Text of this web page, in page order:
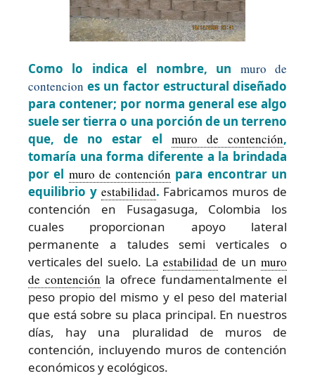
Como lo indica el nombre, un muro de
contencion es un factor estructural diseñado
para contener; por norma general ese algo
suele ser tierra o una porción de un terreno
que, de no estar el muro de contención,
tomaría una forma diferente a la brindada
por el muro de contención para encontrar un
equilibrio y estabilidad. Fabricamos muros de
contención en Fusagasuga, Colombia los
cuales proporcionan apoyo lateral
permanente a taludes semi verticales o
verticales del suelo. Laestabilidad de unmuro
de contención la ofrece fundamentalmente el
peso propio del mismo y el peso del material
que está sobre su placa principal. En nuestros
días, hay una pluralidad de muros de
contención, incluyendo muros de contención
económicos y ecológicos.